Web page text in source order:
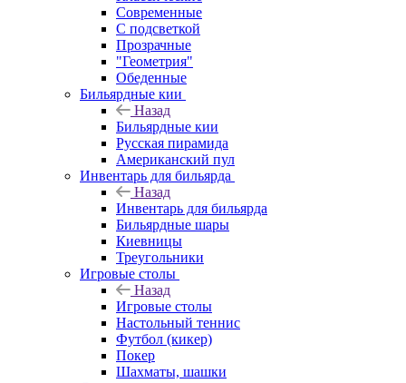
Современные
С подсветкой
Прозрачные
"Геометрия"
Обеденные
Бильярдные кии
Назад
Бильярдные кии
Русская пирамида
Американский пул
Инвентарь для бильярда
Назад
Инвентарь для бильярда
Бильярдные шары
Киевницы
Треугольники
Игровые столы
Назад
Игровые столы
Настольный теннис
Футбол (кикер)
Покер
Шахматы, шашки